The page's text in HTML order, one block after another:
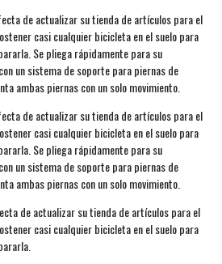
de actualizar su tienda de artículos para el
casi cualquier bicicleta en el suelo para
Se pliega rápidamente para su
un sistema de soporte para piernas de
ambas piernas con un solo movimiento.
de actualizar su tienda de artículos para el
casi cualquier bicicleta en el suelo para
Se pliega rápidamente para su
un sistema de soporte para piernas de
ambas piernas con un solo movimiento.
de actualizar su tienda de artículos para el
casi cualquier bicicleta en el suelo para